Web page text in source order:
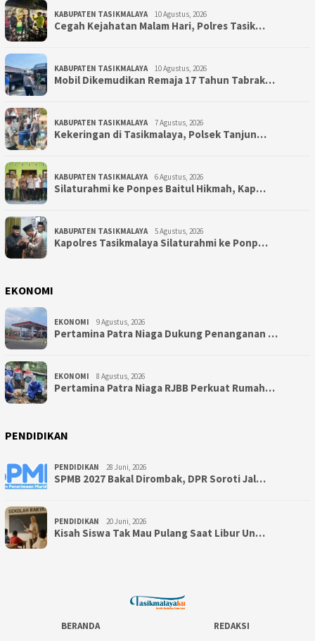
KABUPATEN TASIKMALAYA 10 Agustus, 2026
Cegah Kejahatan Malam Hari, Polres Tasik…
KABUPATEN TASIKMALAYA 10 Agustus, 2026
Mobil Dikemudikan Remaja 17 Tahun Tabrak…
KABUPATEN TASIKMALAYA 7 Agustus, 2026
Kekeringan di Tasikmalaya, Polsek Tanjun…
KABUPATEN TASIKMALAYA 6 Agustus, 2026
Silaturahmi ke Ponpes Baitul Hikmah, Kap…
KABUPATEN TASIKMALAYA 5 Agustus, 2026
Kapolres Tasikmalaya Silaturahmi ke Ponp…
EKONOMI
EKONOMI 9 Agustus, 2026
Pertamina Patra Niaga Dukung Penanganan …
EKONOMI 8 Agustus, 2026
Pertamina Patra Niaga RJBB Perkuat Rumah…
PENDIDIKAN
PENDIDIKAN 28 Juni, 2026
SPMB 2027 Bakal Dirombak, DPR Soroti Jal…
PENDIDIKAN 20 Juni, 2026
Kisah Siswa Tak Mau Pulang Saat Libur Un…
BERANDA
REDAKSI